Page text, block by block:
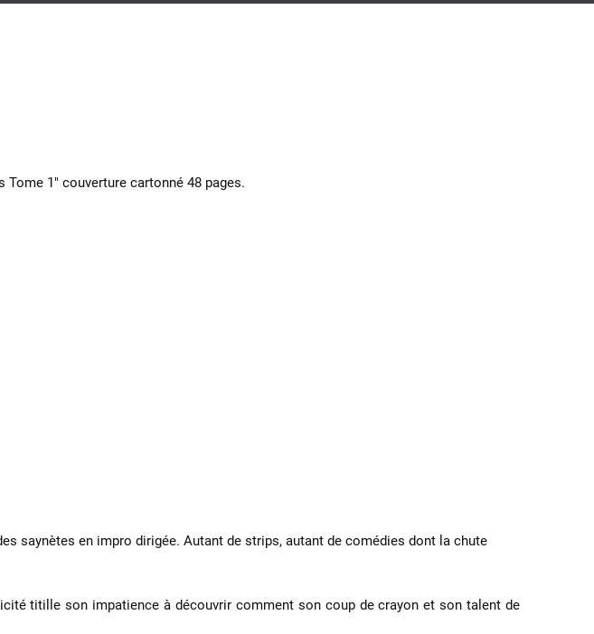
1" couverture cartonné 48 pages.
saynètes en impro dirigée. Autant de strips, autant de comédies dont la chute
titille son impatience à découvrir comment son coup de crayon et son talent de